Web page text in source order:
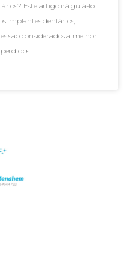
Este artigo irá guiá-lo
implantes dentários,
são considerados a melhor